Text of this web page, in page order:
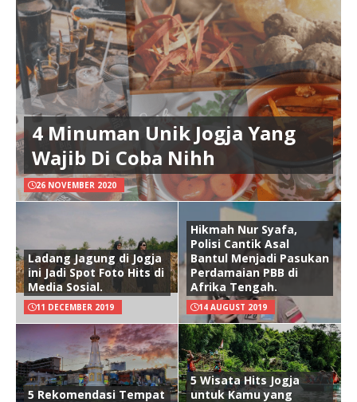
4 Minuman Unik Jogja Yang
Wajib Di Coba Nihh
26 NOVEMBER 2020
Ladang Jagung di Jogja
ini Jadi Spot Foto Hits di
Media Sosial.
11 DECEMBER 2019
Hikmah Nur Syafa,
Polisi Cantik Asal
Bantul Menjadi Pasukan
Perdamaian PBB di
Afrika Tengah.
14 AUGUST 2019
5 Rekomendasi Tempat
5 Wisata Hits Jogja
untuk Kamu yang